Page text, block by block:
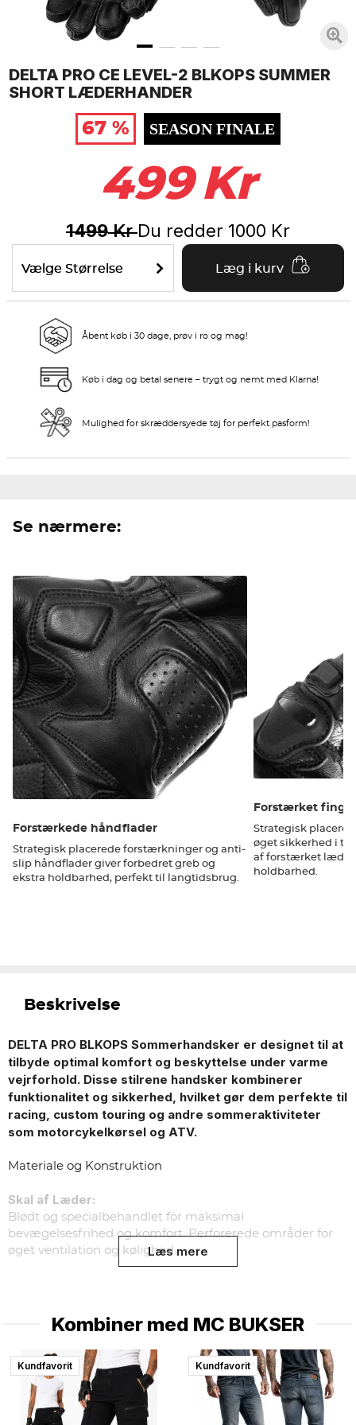
DELTA PRO CE LEVEL-2 BLKOPS SUMMER
SHORT LÆDERHANDER
67 %
SEASON FINALE
499 Kr
1499KrDu redder 1000 Kr
Vælge Størrelse Læg i kurv
Åbent køb i 30 dage, prøv i ro og mag!
Køb i dag og betal senere – trygt og nemt med Klarna!
Mulighed for skræddersyede tøj for perfekt pasform!
Se nærmere:
Forstærkede håndflader
Strategisk placerede forstærkninger og anti-
slip håndflader giver forbedret greb og
ekstra holdbarhed, perfekt til langtidsbrug.
Forstærket
Strategisk
øget sikkerhed i
af forstærket læder
holdbarhed.
Beskrivelse
DELTA PRO BLKOPS Sommerhandsker er designet til at
tilbyde optimal komfort og beskyttelse under varme
vejrforhold. Disse stilrene handsker kombinerer
funktionalitet og sikkerhed, hvilket gør dem perfekte til
racing, custom touring og andre sommeraktiviteter
som motorcykelkørsel og ATV.
Materiale og Konstruktion
Skal af Læder:
Blødt og specialbehandlet for maksimal
bevægelsesfrihed og komfort. Perforerede områder for
øget ventilation og kølighed.
EN 13594:2015 Niveau-2, den højeste
sikkerhedsklassificering for motorcykelhandsker.
Certificeringen betyder, at handskerne opfylder strenge
krav til:
Slag- og stødmodstand – forstærket beskyttelse ved
knoer og håndflade.
Slidstyrke – tåler langvarig friktion ved en eventuel
Læs mere
Kombiner med MC BUKSER
Kundfavorit Kundfavorit